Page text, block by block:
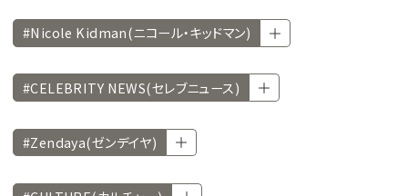
#Nicole Kidman(ニコール・キッドマン)
#CELEBRITY NEWS(セレブニュース)
#Zendaya(ゼンデイヤ)